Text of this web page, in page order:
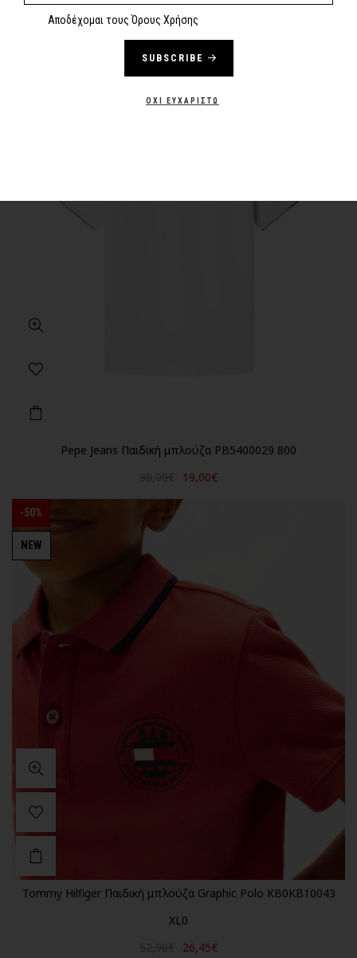
Αποδέχομαι τους Όρους Χρήσης
SUBSCRIBE
ΌΧΙ ΕΥΧΑΡΙΣΤΏ
Pepe Jeans Παιδική μπλούζα PB5400029 800
19,00€
-50%
NEW
Tommy Hilfiger Παιδική μπλούζα Graphic Polo KB0KB10043
XL0
26,45€